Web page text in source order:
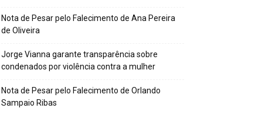
Nota de Pesar pelo Falecimento de Ana Pereira
de Oliveira
Jorge Vianna garante transparência sobre
condenados por violência contra a mulher
Nota de Pesar pelo Falecimento de Orlando
Sampaio Ribas